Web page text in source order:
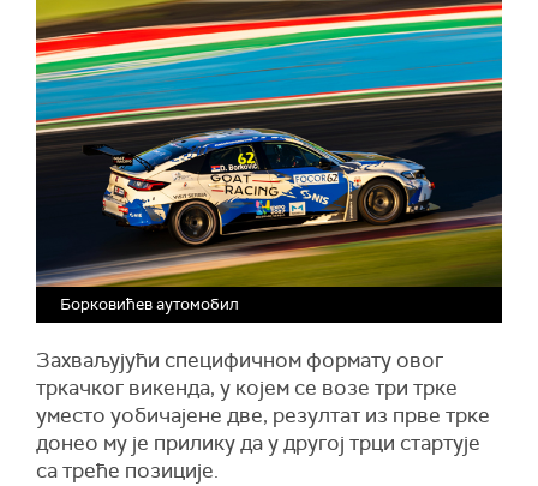
Борковићев аутомобил
Захваљујући специфичном формату овог
тркачког викенда, у којем се возе три трке
уместо уобичајене две, резултат из прве трке
донео му је прилику да у другој трци стартује
са треће позиције.